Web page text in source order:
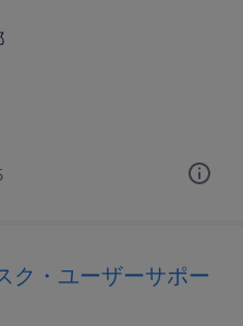
ク・ユーザーサポー